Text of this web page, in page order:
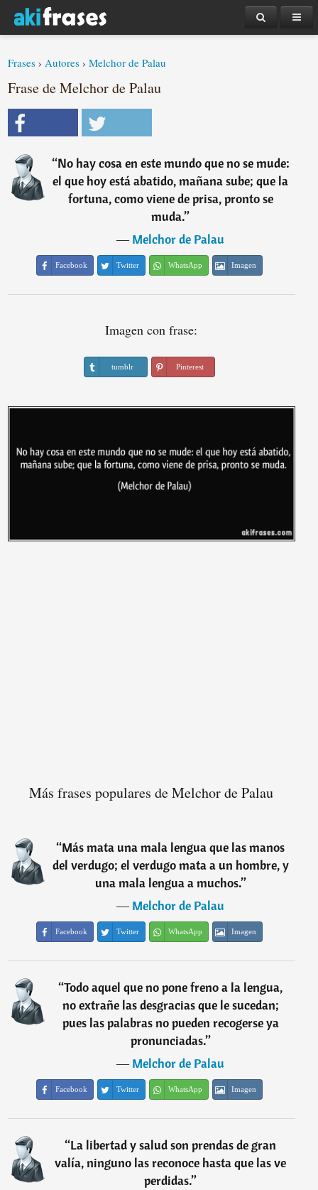
Frases ›Autores ›Melchor de Palau
Frase de Melchor de Palau
“No hay cosa en este mundo que no se mude:
el que hoy está abatido, mañana sube; que la
fortuna, como viene de prisa, pronto se
muda.”
―Melchor de Palau
Facebook Twitter WhatsApp Imagen
Imagen con frase:
tumblr Pinterest
Más frases populares de Melchor de Palau
“Más mata una mala lengua que las manos
del verdugo; el verdugo mata a un hombre, y
una mala lengua a muchos.”
―Melchor de Palau
Facebook Twitter WhatsApp Imagen
“Todo aquel que no pone freno a la lengua,
no extrañe las desgracias que le sucedan;
pues las palabras no pueden recogerse ya
pronunciadas.”
―Melchor de Palau
Facebook Twitter WhatsApp Imagen
“La libertad y salud son prendas de gran
valía, ninguno las reconoce hasta que las ve
perdidas.”